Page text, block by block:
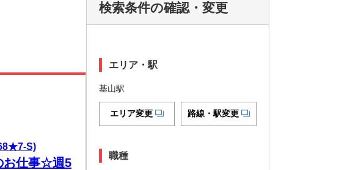
S)
お仕事☆週5
検索条件の確認・変更
エリア・駅
基山駅
エリア変更 路線・駅変更
職種